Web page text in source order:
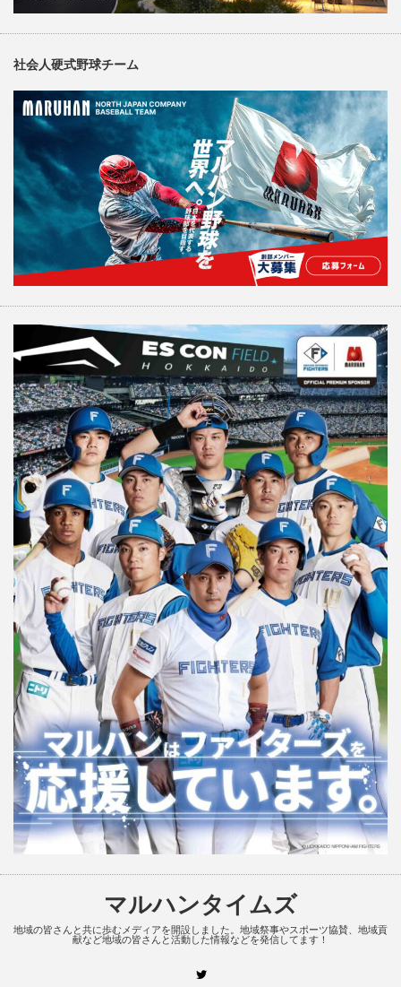
社会人硬式野球チーム
マルハンタイムズ
地域の皆さんと共に歩むメディアを開設しました。地域祭事やスポーツ協賛、地域貢
献など地域の皆さんと活動した情報などを発信してます！